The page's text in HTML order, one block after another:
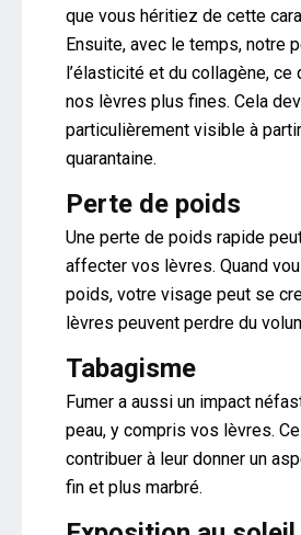
que vous héritiez de cette
Ensuite, avec le temps, notre
l’élasticité et du collagène, ce
nos lèvres plus fines. Cela
particulièrement visible à
quarantaine.
Perte de poids
Une perte de poids rapide
affecter vos lèvres. Quand
poids, votre visage peut se
lèvres peuvent perdre du
Tabagisme
Fumer a aussi un impact
peau, y compris vos lèvres.
contribuer à leur donner un
fin et plus marbré.